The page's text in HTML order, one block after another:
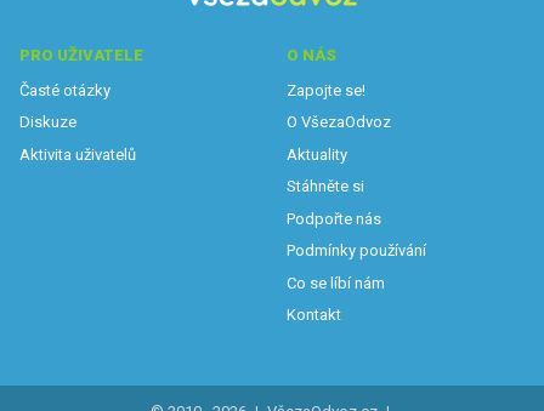
PRO UŽIVATELE
Časté otázky
Diskuze
Aktivita uživatelů
O NÁS
Zapojte se!
O VšezaOdvoz
Aktuality
Stáhněte si
Podpořte nás
Podmínky používání
Co se líbí nám
Kontakt